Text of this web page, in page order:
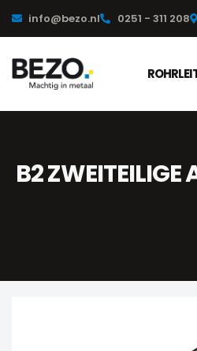
info@bezo.nl 0251 - 311 208
B2